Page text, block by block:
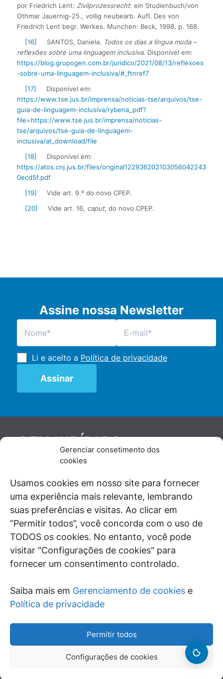
Gerenciar consetimento dos
cookies
Usamos cookies em nosso site para fornecer
uma experiência mais relevante, lembrando
suas preferências e visitas. Ao clicar em
“Permitir todos”, você concorda com o uso de
TODOS os cookies. No entanto, você pode
visitar "Configurações de cookies" para
fornecer um consentimento controlado.
Saiba mais em Gerenciamento de cookies e
Política de privacidade
Permitir todos
Configurações de cookies
por Friedrich Lent: Zivilprozessrecht: ein Studienbuch/von
Othmar Jauernig-25., vollig neubearb. Aufl. Des von
Friedrich Lent begr. Werkes. Munchen: Beck, 1998, p. 168.
[16]
SANTOS, Daniela. Todos os dias a língua muda –
reflexões sobre uma linguagem inclusiva. Disponível em:
https://blog.grupogen.com.br/juridico/2021/08/13/reflexoes
-sobre-uma-linguagem-inclusiva/#_ftnref7
[17]
Disponível em:
https://www.tse.jus.br/imprensa/noticias-tse/arquivos/tse-
guia-de-linguagem-inclusiva/rybena_pdf?
file=https://www.tse.jus.br/imprensa/noticias-
tse/arquivos/tse-guia-de-linguagem-
inclusiva/at_download/file
[18]
Disponível em:
https://atos.cnj.jus.br/files/original122936202103056042243
0ecd5f.pdf
[19]
Vide art. 9.º do novo CPEP.
[20]
Vide art. 16, caput, do novo CPEP.
Assine nossa Newsletter
Li e aceito a Política de privacidade
GENJURÍDICO
De maneira independente, os autores e
juristas e doutrinadores nacionais, se posicionam
diante de questões relevantes do cotidiano e
universo jurídico.
SIGA